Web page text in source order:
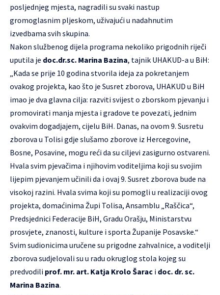
posljednjeg mjesta, nagradili su svaki nastup
gromoglasnim pljeskom, uživajući u nadahnutim
izvedbama svih skupina.
Nakon službenog dijela programa nekoliko prigodnih riječi
uputila je doc.dr.sc. Marina Bazina, tajnik UHAKUD-a u BiH:
„Kada se prije 10 godina stvorila ideja za pokretanjem
ovakog projekta, kao što je Susret zborova, UHAKUD u BiH
imao je dva glavna cilja: razviti svijest o zborskom pjevanju i
promovirati manja mjesta i gradove te povezati, jednim
ovakvim dogadjajem, cijelu BiH. Danas, na ovom 9. Susretu
zborova u Tolisi gdje slušamo zborove iz Hercegovine,
Bosne, Posavine, mogu reći da su ciljevi zasigurno ostvareni.
Hvala svim pjevačima i njihovim voditeljima koji su svojim
lijepim pjevanjem učinili da i ovaj 9. Susret zborova bude na
visokoj razini. Hvala svima koji su pomogli u realizaciji ovog
projekta, domaćinima Župi Tolisa, Ansamblu „Raščica“,
Predsjednici Federacije BiH, Gradu Orašju, Ministarstvu
prosvjete, znanosti, kulture i sporta Županije Posavske.“
Svim sudionicima uručene su prigodne zahvalnice, a voditelji
zborova sudjelovali su u radu okruglog stola kojeg su
predvodili prof. mr. art. Katja Krolo Šarac i doc. dr. sc.
Marina Bazina.